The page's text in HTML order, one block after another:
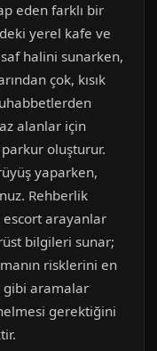
eden farklı bir
yerel kafe ve
halini sunarken,
çok, kısık
alanlar için
oluşturur.
yaparken,
Rehberlik
arayanlar
bilgileri sunar;
risklerini en
gibi aramalar
gerektiğini